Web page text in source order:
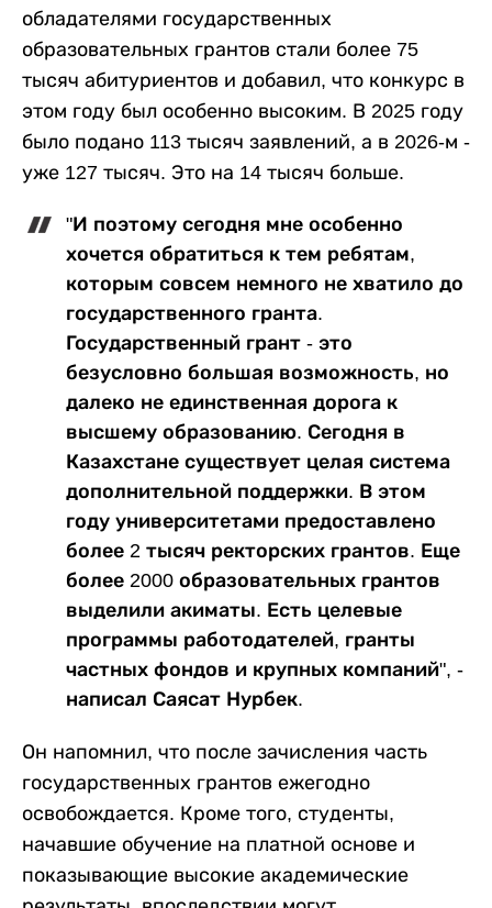
обладателями государственных
образовательных грантов стали более 75
тысяч абитуриентов и добавил, что конкурс в
этом году был особенно высоким. В 2025 году
было подано 113 тысяч заявлений, а в 2026-м -
уже 127 тысяч. Это на 14 тысяч больше.
"И поэтому сегодня мне особенно
хочется обратиться к тем ребятам,
которым совсем немного не хватило до
государственного гранта.
Государственный грант - это
безусловно большая возможность, но
далеко не единственная дорога к
высшему образованию. Сегодня в
Казахстане существует целая система
дополнительной поддержки. В этом
году университетами предоставлено
более 2 тысяч ректорских грантов. Еще
более 2000 образовательных грантов
выделили акиматы. Есть целевые
программы работодателей, гранты
частных фондов и крупных компаний", -
написал Саясат Нурбек.
Он напомнил, что после зачисления часть
государственных грантов ежегодно
освобождается. Кроме того, студенты,
начавшие обучение на платной основе и
показывающие высокие академические